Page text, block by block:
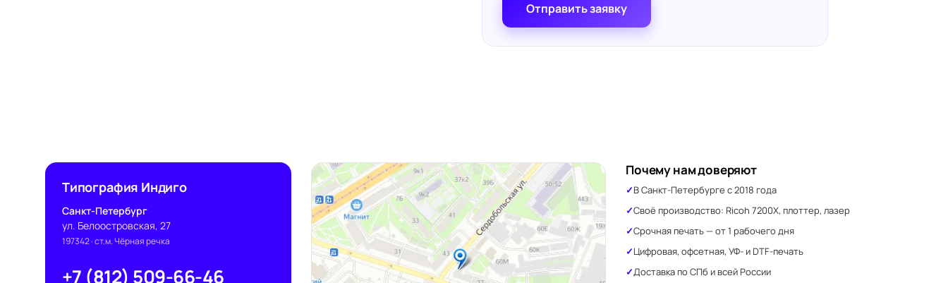
Отправить заявку
Типография Индиго
Санкт-Петербург
ул. Белоостровская, 27
197342· ст.м. Чёрная речка
+7 (812) 509-66-46
Почему нам доверяют
В Санкт-Петербурге с 2018 года
Своё производство: Ricoh 7200X, плоттер, лазер
Срочная печать — от 1 рабочего дня
Цифровая, офсетная, УФ- и DTF-печать
Доставка по СПб и всей России